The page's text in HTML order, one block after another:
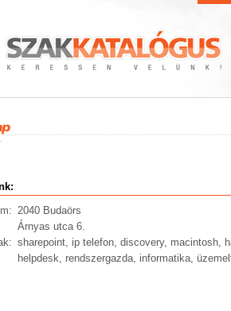
2040 Budaörs
Árnyas utca 6.
sharepoint, ip telefon, discovery, macintosh,
helpdesk, rendszergazda, informatika,